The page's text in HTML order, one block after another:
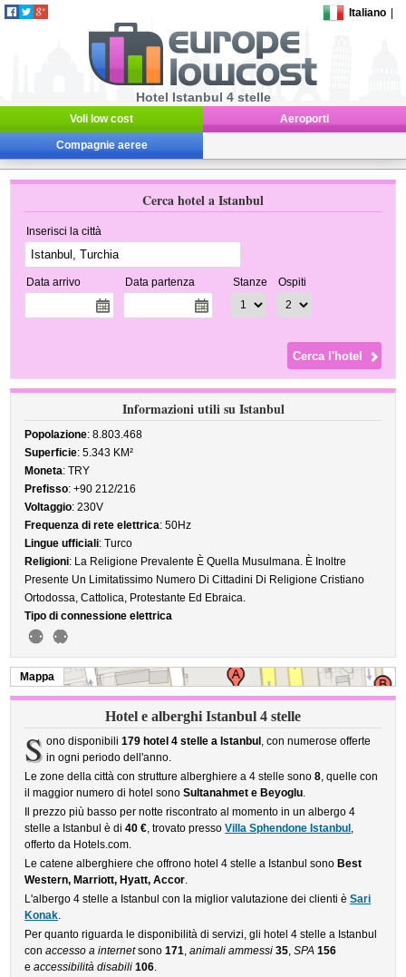
Italiano
Hotel Istanbul 4 stelle
Voli low cost Aeroporti
Compagnie aeree
Cerca hotel a Istanbul
Inserisci la città
Data arrivo Data partenza Stanze Ospiti
Informazioni utili su Istanbul
Popolazione: 8.803.468
Superficie: 5.343 KM²
Moneta: TRY
Prefisso: +90 212/216
Voltaggio: 230V
Frequenza di rete elettrica: 50Hz
Lingue ufficiali: Turco
Religioni: La Religione Prevalente È Quella Musulmana. È Inoltre
Presente Un Limitatissimo Numero Di Cittadini Di Religione Cristiano
Ortodossa, Cattolica, Protestante Ed Ebraica.
Tipo di connessione elettrica
Mappa
Hotel e alberghi Istanbul 4 stelle
S ono disponibili 179 hotel 4 stelle a Istanbul , con numerose offerte
in ogni periodo dell'anno.
Le zone della città con strutture alberghiere a 4 stelle sono8, quelle con
il maggior numero di hotel sonoSultanahmet e Beyoglu.
Il prezzo più basso per notte riscontrato al momento in un albergo 4
stelle a Istanbul è di40 €, trovato pressoVilla Sphendone Istanbul ,
offerto da Hotels.com.
Le catene alberghiere che offrono hotel 4 stelle a Istanbul sono Best
Western, Marriott, Hyatt, Accor.
L'albergo 4 stelle a Istanbul con la miglior valutazione dei clienti èSari
Konak.
Per quanto riguarda le disponibilità di servizi, gli hotel 4 stelle a Istanbul
conaccesso a internetsono171,animali ammessi 35,SPA 156
eaccessibilità disabili 106.